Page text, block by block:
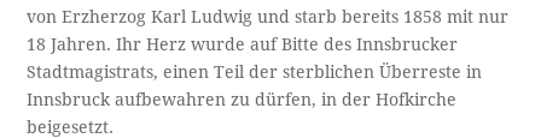
von Erzherzog Karl Ludwig und starb bereits 1858 mit nur
18 Jahren. Ihr Herz wurde auf Bitte des Innsbrucker
Stadtmagistrats, einen Teil der sterblichen Überreste in
Innsbruck aufbewahren zu dürfen, in der Hofkirche
beigesetzt.